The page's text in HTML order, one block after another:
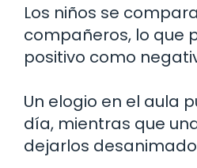
Los niños se
compañeros, lo que
positivo como
Un elogio en el aula
día, mientras que
dejarlos